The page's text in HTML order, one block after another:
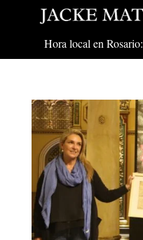
Hora local en Rosario: